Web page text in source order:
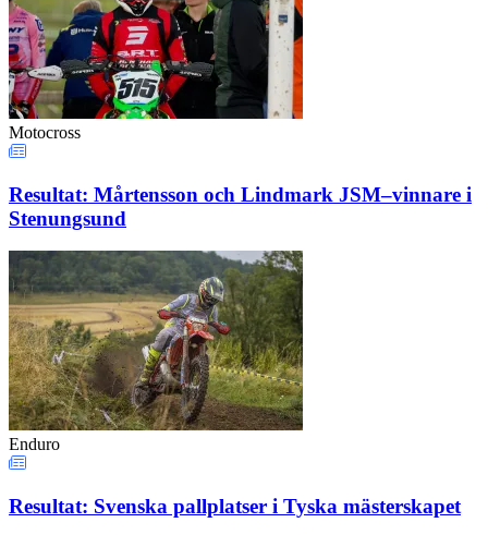
Motocross
Resultat: Mårtensson och Lindmark JSM–vinnare i
Stenungsund
Enduro
Resultat: Svenska pallplatser i Tyska mästerskapet